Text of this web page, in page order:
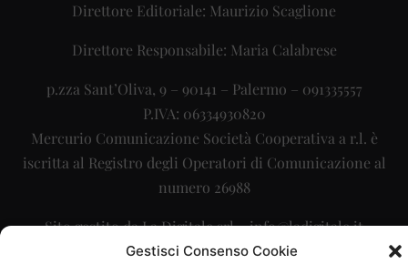
Gestisci Consenso Cookie
Direttore Editoriale: Maurizio Scaglione
Direttore Responsabile: Maria Calabrese
p.zza Sant’Oliva, 9 – 90141 – Palermo – 091335557
P.IVA: 06334930820
Mercurio Comunicazione Società Cooperativa a r.l. è
iscritta al Registro degli Operatori di Comunicazione al
numero 26988
Sito gestito daLa Digitale srl–info@ladigitale.it